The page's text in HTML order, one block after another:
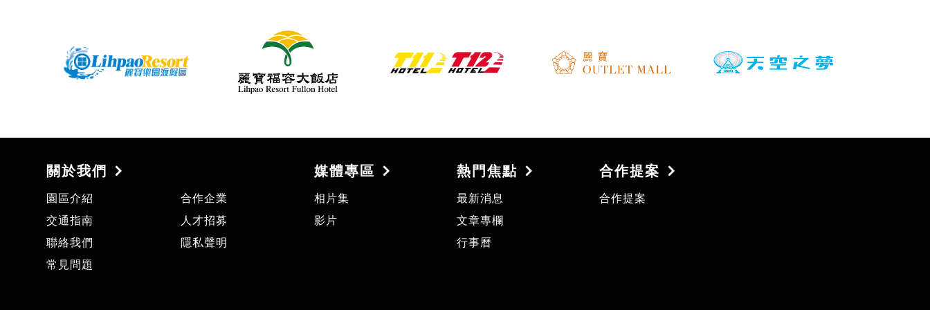
關於我們
園區介紹
交通指南
聯絡我們
常見問題
合作企業
人才招募
隱私聲明
媒體專區
相片集
影片
熱門焦點
最新消息
文章專欄
行事曆
合作提案
合作提案